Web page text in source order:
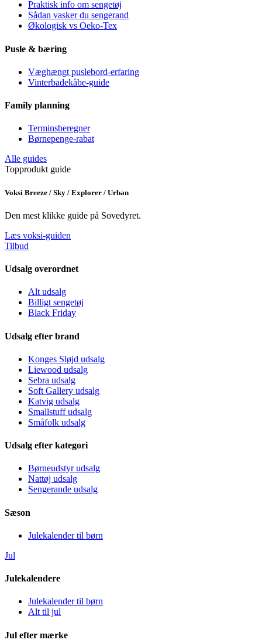
Praktisk info om sengetøj
Sådan vasker du sengerand
Økologisk vs Oeko-Tex
Pusle & bæring
Væghængt puslebord-erfaring
Vinterbadekåbe-guide
Family planning
Terminsberegner
Børnepenge-rabat
Alle guides
Topprodukt guide
Voksi Breeze / Sky / Explorer / Urban
Den mest klikke guide på Sovedyret.
Læs voksi-guiden
Tilbud
Udsalg overordnet
Alt udsalg
Billigt sengetøj
Black Friday
Udsalg efter brand
Konges Sløjd udsalg
Liewood udsalg
Sebra udsalg
Soft Gallery udsalg
Katvig udsalg
Smallstuff udsalg
Småfolk udsalg
Udsalg efter kategori
Børneudstyr udsalg
Nattøj udsalg
Sengerande udsalg
Sæson
Julekalender til børn
Jul
Julekalendere
Julekalender til børn
Alt til jul
Jul efter mærke